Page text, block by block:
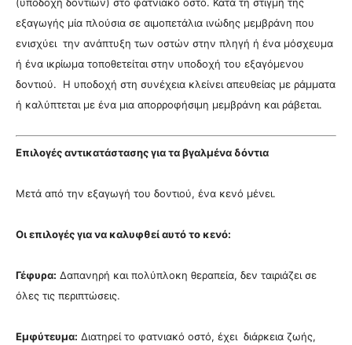
εξαγωγής μία πλούσια σε αιμοπετάλια ινώδης μεμβράνη που
ενισχύει την ανάπτυξη των οστών στην πληγή ή ένα μόσχευμα
ή ένα ικρίωμα τοποθετείται στην υποδοχή του εξαγόμενου
δοντιού. Η υποδοχή στη συνέχεια κλείνει απευθείας με ράμματα
ή καλύπτεται με ένα μια απορροφήσιμη μεμβράνη και ράβεται.
Επιλογές αντικατάστασης για τα βγαλμένα δόντια
Μετά από την εξαγωγή του δοντιού, ένα κενό μένει.
Οι επιλογές για να καλυφθεί αυτό το κενό:
Γέφυρα: Δαπανηρή και πολύπλοκη θεραπεία, δεν ταιριάζει σε
όλες τις περιπτώσεις.
Εμφύτευμα: Διατηρεί το φατνιακό οστό, έχει διάρκεια ζωής,